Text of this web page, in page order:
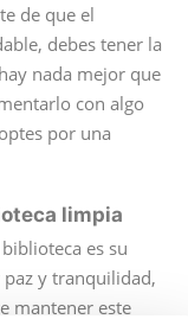
de que el
debes tener la
nada mejor que
con algo
por una
limpia
es su
y tranquilidad,
mantener este